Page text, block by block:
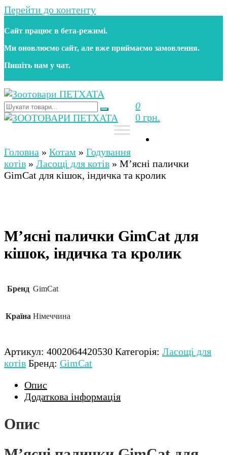
Перейти до контенту
Сайт працює в бета‑режимі.
Ми оновлюємо сайт, але вже приймаємо замовлення.
Пишіть нам у чат.
Зоотовари ПЕТХАТА
Зоомагазин для собак та котів | Корм, іграшки,
аксесуари та догляд за тваринами. Доставка по
0
0 грн.
Зоомагазин для собак та котів | Корм, іграшки,
аксесуари та догляд за тваринами. Доставка по
Україні
Головна » Котам » Годування
котів » Ласощі для котів » М’ясні палички
GimCat для кішок, індичка та кролик
М’ясні палички GimCat для
кішок, індичка та кролик
Бренд GimCat
Країна Німеччина
Артикул: 4002064420530 Категорія: Ласощі для
котів Бренд: GimCat
Опис
Додаткова інформація
Опис